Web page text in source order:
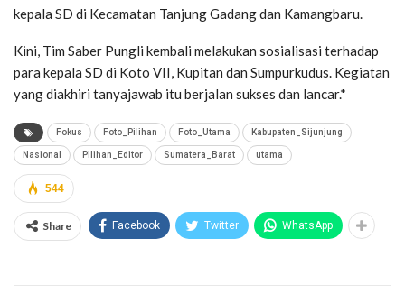
kepala SD di Kecamatan Tanjung Gadang dan Kamangbaru.
Kini, Tim Saber Pungli kembali melakukan sosialisasi terhadap
para kepala SD di Koto VII, Kupitan dan Sumpurkudus. Kegiatan
yang diakhiri tanyajawab itu berjalan sukses dan lancar.*
Fokus Foto_Pilihan Foto_Utama Kabupaten_Sijunjung
Nasional Pilihan_Editor Sumatera_Barat utama
544
Share Facebook Twitter WhatsApp